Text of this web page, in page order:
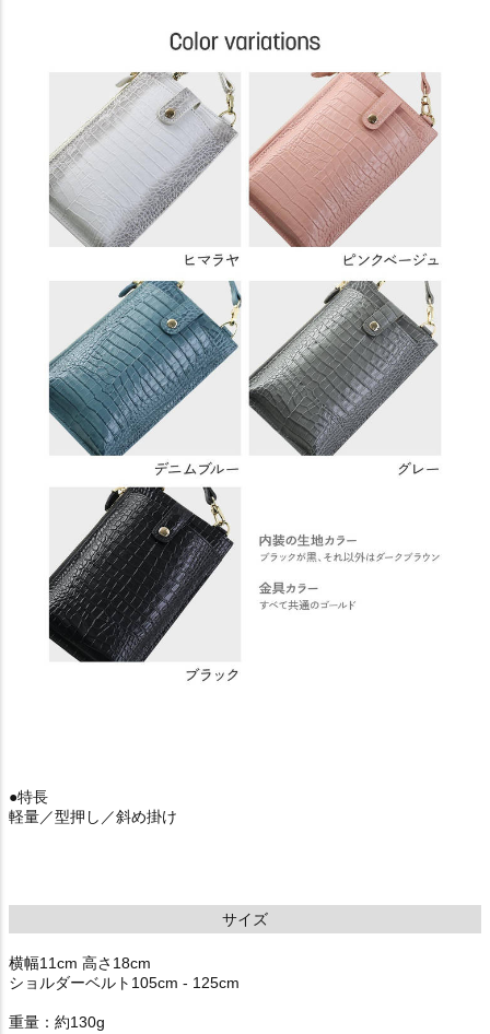
●特長
軽量／型押し／斜め掛け
サイズ
横幅11cm 高さ18cm
ショルダーベルト105cm - 125cm
重量：約130g